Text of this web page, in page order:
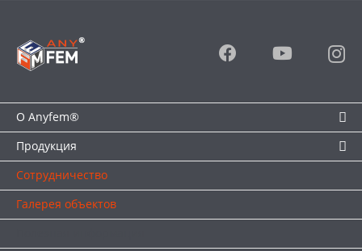
О Anyfem®
Продукция
Сотрудничество
Галерея объектов